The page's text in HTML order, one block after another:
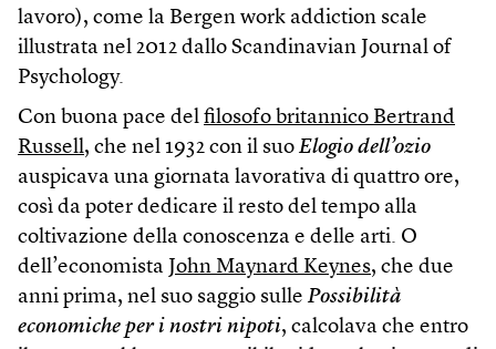
lavoro), come la Bergen work addiction scale
illustrata nel 2012 dallo Scandinavian Journal of
Psychology.
Con buona pace del filosofo britannico Bertrand
Russell, che nel 1932 con il suo Elogio dell’ozio
auspicava una giornata lavorativa di quattro ore,
così da poter dedicare il resto del tempo alla
coltivazione della conoscenza e delle arti. O
dell’economista
John Maynard Keynes, che due
anni prima, nel suo saggio sulle Possibilità
economiche per i nostri nipoti, calcolava che entro